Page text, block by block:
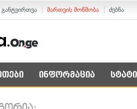
განტვირთვა მართვის მოწმობა ძებნა
ინფორმაცია